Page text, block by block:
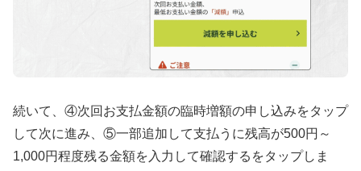
続いて、④次回お支払金額の臨時増額の申し込みをタップ
して次に進み、⑤一部追加して支払うに残高が500円～
1,000円程度残る金額を入力して確認するをタップしま